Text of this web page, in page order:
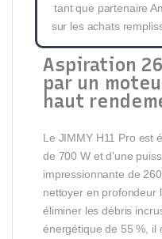
tant que partenaire
sur les achats
Aspiration
par un
haut
Le JIMMY H11 Pro est
de 700 W et d’une
impressionnante de
nettoyer en profondeur
éliminer les débris
énergétique de 55 %, il